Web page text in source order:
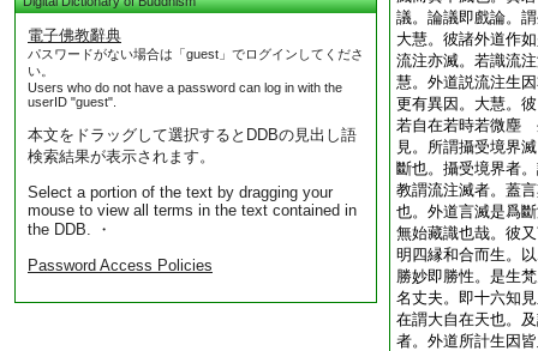
電子佛教辭典
パスワードがない場合は「guest」でログインしてくださ
い。
Users who do not have a password can log in with the
userID "guest".
本文をドラッグして選択するとDDBの見出し語
検索結果が表示されます。
Select a portion of the text by dragging your
mouse to view all terms in the text contained in
the DDB. ・
Password Access Policies
議。論議即戲論。
大慧。彼諸外道作
流注亦滅。若識流
慧。外道説流注生
更有異因。大慧。
若自在若時若微塵
見。所謂攝受境界
斷也。攝受境界者
教謂流注滅者。蓋
也。外道言滅是爲
無始藏識也哉。彼
明四縁和合而生。
勝妙即勝性。是生
名丈夫。即十六知
在謂大自在天也。
者。外道所計生因